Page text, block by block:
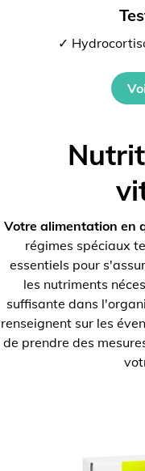
✓
Votre alimentation en
régimes spéciaux
essentiels pour
les nutriments
suffisante dans
renseignent sur les
de prendre des